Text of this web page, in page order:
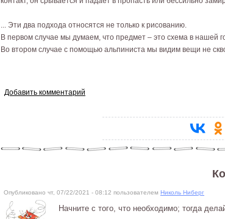
... Эти два подхода относятся не только к рисованию.
В первом случае мы думаем, что предмет – это схема в нашей
Во втором случае с помощью альпиниста мы видим вещи не
Добавить комментарий
Опубликовано чт, 07/22/2021 - 08:12 пользователем Николь Ниберг
Начните с того, что необходимо; тогда